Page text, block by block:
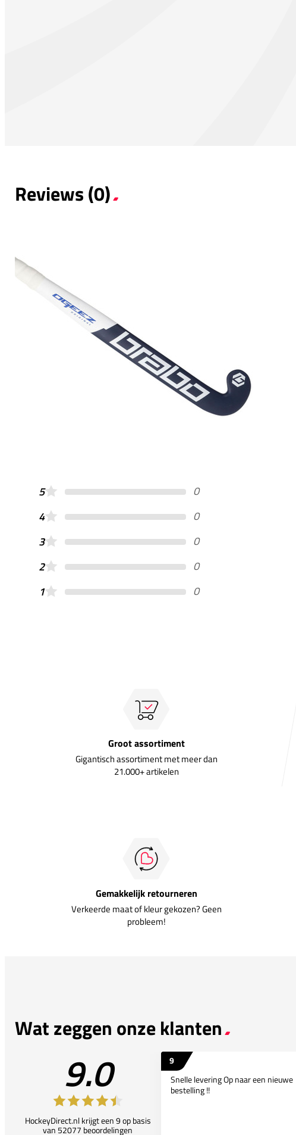
Reviews (0)
5
0
4
0
3
0
2
0
1
0
Groot assortiment
Gigantisch assortiment met meer dan
21.000+ artikelen
Gemakkelijk retourneren
Verkeerde maat of kleur gekozen? Geen
probleem!
Wat zeggen onze klanten
9.0
HockeyDirect.nl krijgt een 9 op basis
van 52077 beoordelingen
9
Snelle levering Op naar een nieuwe
bestelling !!